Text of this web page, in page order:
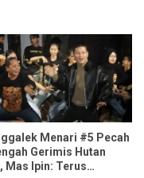
Menari #5 Pecah
Gerimis Hutan
Mas Ipin: Terus